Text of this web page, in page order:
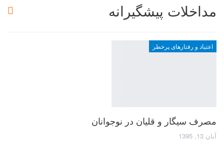
مداخلات پیشگیرانه
اعتیاد و رفتارهای پرخطر
مصرف سیگار و قلیان در نوجوانان
آبان 13, 1395